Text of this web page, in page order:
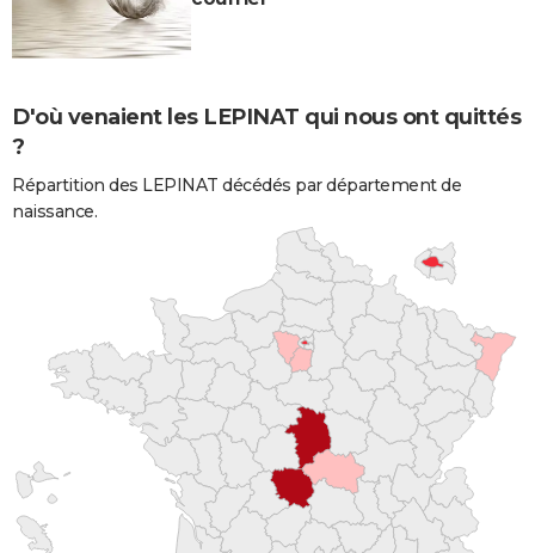
D'où venaient les LEPINAT qui nous ont quittés
?
Répartition des LEPINAT décédés par département de
naissance.